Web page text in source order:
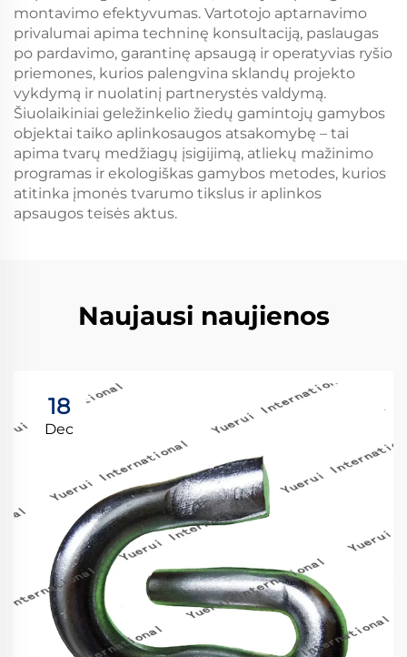
montavimo efektyvumas. Vartotojo aptarnavimo
privalumai apima techninę konsultaciją, paslaugas
po pardavimo, garantinę apsaugą ir operatyvias ryšio
priemones, kurios palengvina sklandų projekto
vykdymą ir nuolatinį partnerystės valdymą.
Šiuolaikiniai geležinkelio žiedų gamintojų gamybos
objektai taiko aplinkosaugos atsakomybę – tai
apima tvarų medžiagų įsigijimą, atliekų mažinimo
programas ir ekologiškas gamybos metodes, kurios
atitinka įmonės tvarumo tikslus ir aplinkos
apsaugos teisės aktus.
Naujausi naujienos
18
Dec